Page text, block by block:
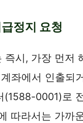
정지 요청
시, 가장 먼저
좌에서 인출
(1588-0001)로
따라서는 가까